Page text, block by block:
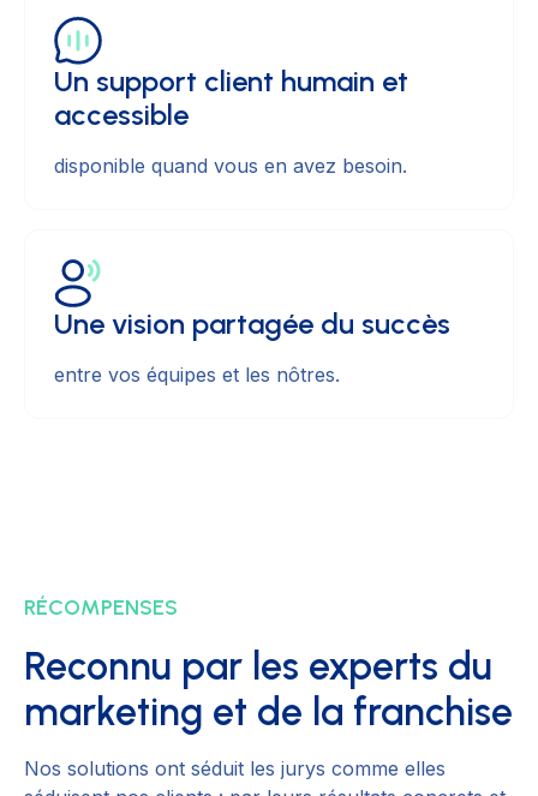
Un support client humain et
accessible
disponible quand vous en avez besoin.
Une vision partagée du succès
entre vos équipes et les nôtres.
RÉCOMPENSES
Reconnu par les experts du
marketing et de la franchise
Nos solutions ont séduit les jurys comme elles